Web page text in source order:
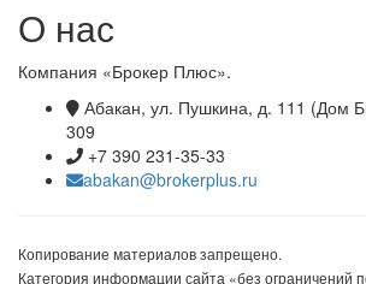
О нас
Компания «Брокер Плюс».
Абакан, ул. Пушкина, д. 111 (Дом
309
+7 390 231-35-33
abakan@brokerplus.ru
Копирование материалов запрещено.
Категория информации сайта «без ограничений